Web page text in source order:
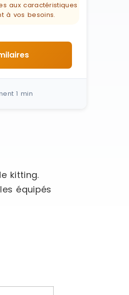
aux caractéristiques
à vos besoins.
1 min
kitting.
équipés